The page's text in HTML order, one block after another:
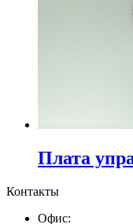
Плата
Контакты
Офис: